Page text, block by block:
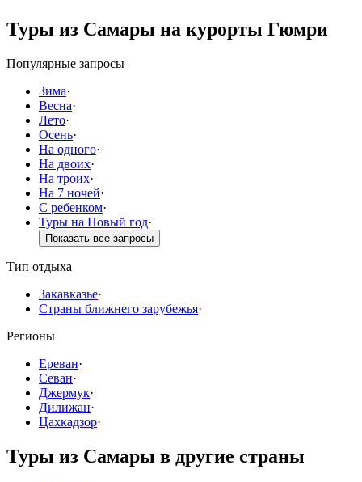
Туры из Самары на курорты Гюмри
Популярные запросы
Зима·
Весна·
Лето·
Осень·
На одного·
На двоих·
На троих·
На 7 ночей·
С ребенком·
Туры на Новый год·
Показать все запросы
Тип отдыха
Закавказье·
Страны ближнего зарубежья·
Регионы
Ереван·
Севан·
Джермук·
Дилижан·
Цахкадзор·
Туры из Самары в другие страны